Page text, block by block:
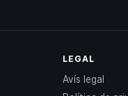
LEGAL
Avís legal